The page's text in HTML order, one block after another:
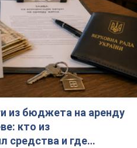
из бюджета на аренду
кто из
средства и где